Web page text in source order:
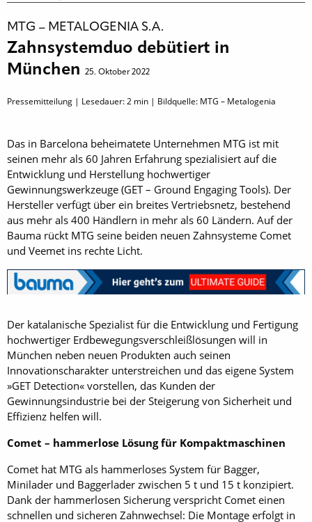
MTG – METALOGENIA S.A.
Zahnsystemduo debütiert in
München
25. Oktober 2022
Pressemitteilung | Lesedauer:2 min | Bildquelle: MTG – Metalogenia
Das in Barcelona beheimatete Unternehmen MTG ist mit
seinen mehr als 60 Jahren Erfahrung spezialisiert auf die
Entwicklung und Herstellung hochwertiger
Gewinnungswerkzeuge (GET – Ground Engaging Tools). Der
Hersteller verfügt über ein breites Vertriebsnetz, bestehend
aus mehr als 400 Händlern in mehr als 60 Ländern. Auf der
Bauma rückt MTG seine beiden neuen Zahnsysteme Comet
und Veemet ins rechte Licht.
Der katalanische Spezialist für die Entwicklung und Fertigung
hochwertiger Erdbewegungsverschleißlösungen will in
München neben neuen Produkten auch seinen
Innovationscharakter unterstreichen und das eigene System
»GET Detection« vorstellen, das Kunden der
Gewinnungsindustrie bei der Steigerung von Sicherheit und
Effizienz helfen will.
Comet – hammerlose Lösung für Kompaktmaschinen
Comet hat MTG als hammerloses System für Bagger,
Minilader und Baggerlader zwischen 5 t und 15 t konzipiert.
Dank der hammerlosen Sicherung verspricht Comet einen
schnellen und sicheren Zahnwechsel: Die Montage erfolgt in